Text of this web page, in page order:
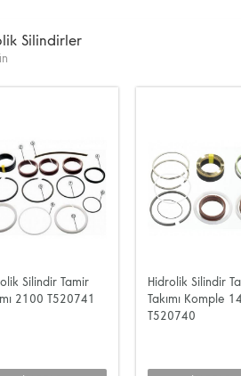
Silindirler
Silindir Tamir
2100 T520741
Hidrolik Silindir
Takımı Komple
T520740